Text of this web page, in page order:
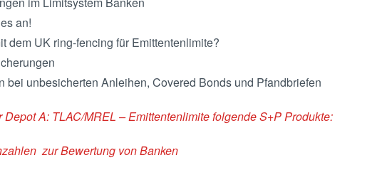
an!
dem UK ring-fencing für Emittentenlimite?
unbesicherten Anleihen, Covered Bonds und Pfandbriefen
A: TLAC/MREL – Emittentenlimite folgende S+P Produkte:
zur Bewertung von Banken